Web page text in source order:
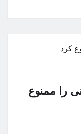
را ممنوع